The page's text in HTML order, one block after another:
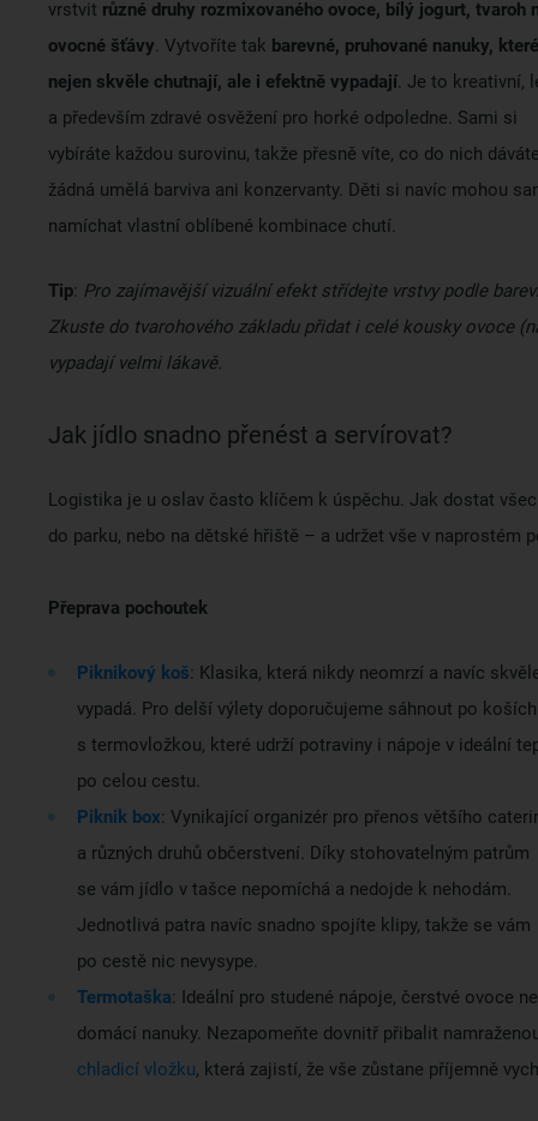
vrstvit různé druhy rozmixovaného ovoce, bílý jogurt, tvaroh
ovocné šťávy. Vytvoříte tak barevné, pruhované nanuky, které
nejen skvěle chutnají, ale i efektně vypadají. Je to kreativní,
a především zdravé osvěžení pro horké odpoledne. Sami si
vybíráte každou surovinu, takže přesně víte, co do nich
žádná umělá barviva ani konzervanty. Děti si navíc mohou
namíchat vlastní oblíbené kombinace chutí.
Tip: Pro zajímavější vizuální efekt střídejte vrstvy podle
Zkuste do tvarohového základu přidat i celé kousky ovoce
vypadají velmi lákavě.
Jak jídlo snadno přenést a servírovat?
Logistika je u oslav často klíčem k úspěchu. Jak dostat
do parku, nebo na dětské hřiště – a udržet vše v naprostém
Přeprava pochoutek
Piknikový koš: Klasika, která nikdy neomrzí a navíc
vypadá. Pro delší výlety doporučujeme sáhnout po koších
s termovložkou, které udrží potraviny i nápoje v ideální
po celou cestu.
Piknik box: Vynikající organizér pro přenos většího
a různých druhů občerstvení. Díky stohovatelným patrům
se vám jídlo v tašce nepomíchá a nedojde k nehodám.
Jednotlivá patra navíc snadno spojíte klipy, takže se vám
po cestě nic nevysype.
Termotaška: Ideální pro studené nápoje, čerstvé ovoce
domácí nanuky. Nezapomeňte dovnitř přibalit
chladicí vložku, která zajistí, že vše zůstane příjemně